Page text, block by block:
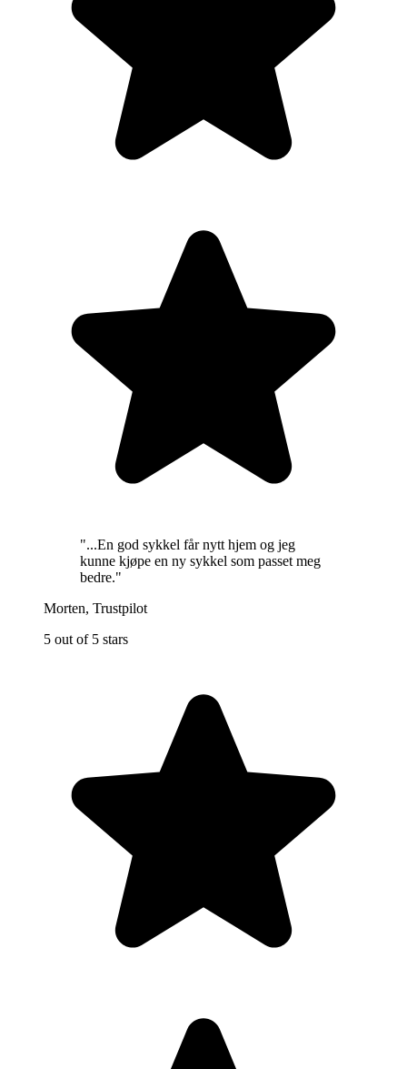
"...En god sykkel får nytt hjem og jeg
kunne kjøpe en ny sykkel som passet meg
bedre."
Morten, Trustpilot
5 out of 5 stars